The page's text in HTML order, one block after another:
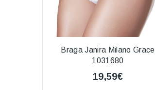
Braga Janira Milano Grace
1031680
19,59€